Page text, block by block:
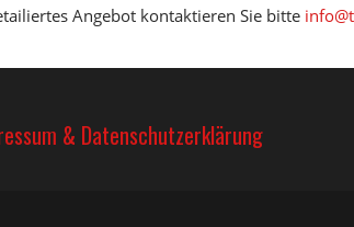
Angebot kontaktieren Sie bitte
& Datenschutzerklärung